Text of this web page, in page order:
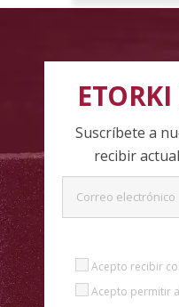
Suscríbete a
recibir
Acepto recibir
Acepto permitir